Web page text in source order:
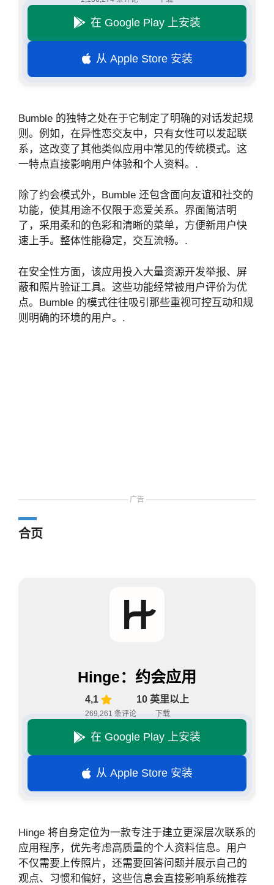
在 Google Play 上安装
从 Apple Store 安装
Bumble 的独特之处在于它制定了明确的对话发起规
则。例如，在异性恋交友中，只有女性可以发起联
系，这改变了其他类似应用中常见的传统模式。这
一特点直接影响用户体验和个人资料。.
除了约会模式外，Bumble 还包含面向友谊和社交的
功能，使其用途不仅限于恋爱关系。界面简洁明
了，采用柔和的色彩和清晰的菜单，方便新用户快
速上手。整体性能稳定，交互流畅。.
在安全性方面，该应用投入大量资源开发举报、屏
蔽和照片验证工具。这些功能经常被用户评价为优
点。Bumble 的模式往往吸引那些重视可控互动和规
则明确的环境的用户。.
广告
合页
Hinge：约会应用
4,1
269,261 条评论
10 英里以上
下载
在 Google Play 上安装
从 Apple Store 安装
Hinge 将自身定位为一款专注于建立更深层次联系的
应用程序，优先考虑高质量的个人资料信息。用户
不仅需要上传照片，还需要回答问题并展示自己的
观点、习惯和偏好，这些信息会直接影响系统推荐